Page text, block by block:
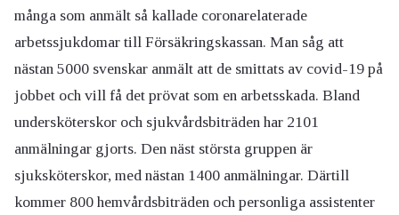
många som anmält så kallade coronarelaterade
arbetssjukdomar till Försäkringskassan. Man såg att
nästan 5000 svenskar anmält att de smittats av covid-19 på
jobbet och vill få det prövat som en arbetsskada. Bland
undersköterskor och sjukvårdsbiträden har 2101
anmälningar gjorts. Den näst största gruppen är
sjuksköterskor, med nästan 1400 anmälningar. Därtill
kommer 800 hemvårdsbiträden och personliga assistenter